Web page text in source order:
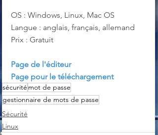
OS : Windows, Linux, Mac OS
Langue : anglais, français, allemand
Prix : Gratuit
Page de l'éditeur
Page pour le téléchargement
sécurité mot de passe
gestionnaire de mots de passe
Sécurité
Linux